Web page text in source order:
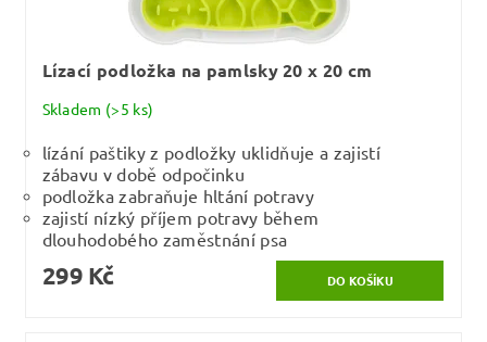
Lízací podložka na pamlsky 20 x 20 cm
Skladem (>5 ks)
lízání paštiky z podložky uklidňuje a zajistí
zábavu v době odpočinku
podložka zabraňuje hltání potravy
zajistí nízký příjem potravy během
dlouhodobého zaměstnání psa
299 Kč